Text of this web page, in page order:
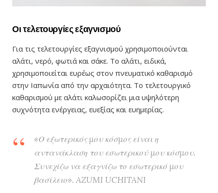
Οι τελετουργίες εξαγνισμού
Για τις τελετουργίες εξαγνισμού χρησιμοποιούνται
αλάτι, νερό, φωτιά και σάκε. Το αλάτι, ειδικά,
χρησιμοποιείται ευρέως στον πνευματικό καθαρισμό
στην Ιαπωνία από την αρχαιότητα. Το τελετουργικό
καθαρισμού με αλάτι καλωσορίζει μια υψηλότερη
συχνότητα ενέργειας, ευεξίας και ευημερίας.
«Ο εξωτερικός μου κόσμος είναι η
αντανάκλαση του εσωτερικού μου κόσμου.
Συνεχίζω να εξαγνίζω το εσωτερικό μου
βασίλειο». AZUMI UCHITANI